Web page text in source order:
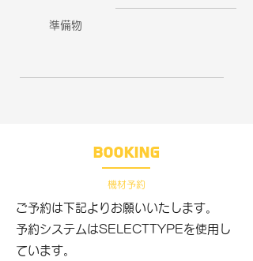
​準備物
​BOOKING
​機材予約
ご予約は下記よりお願いいたします。
​予約システムはSELECTTYPEを使用し
ています。​